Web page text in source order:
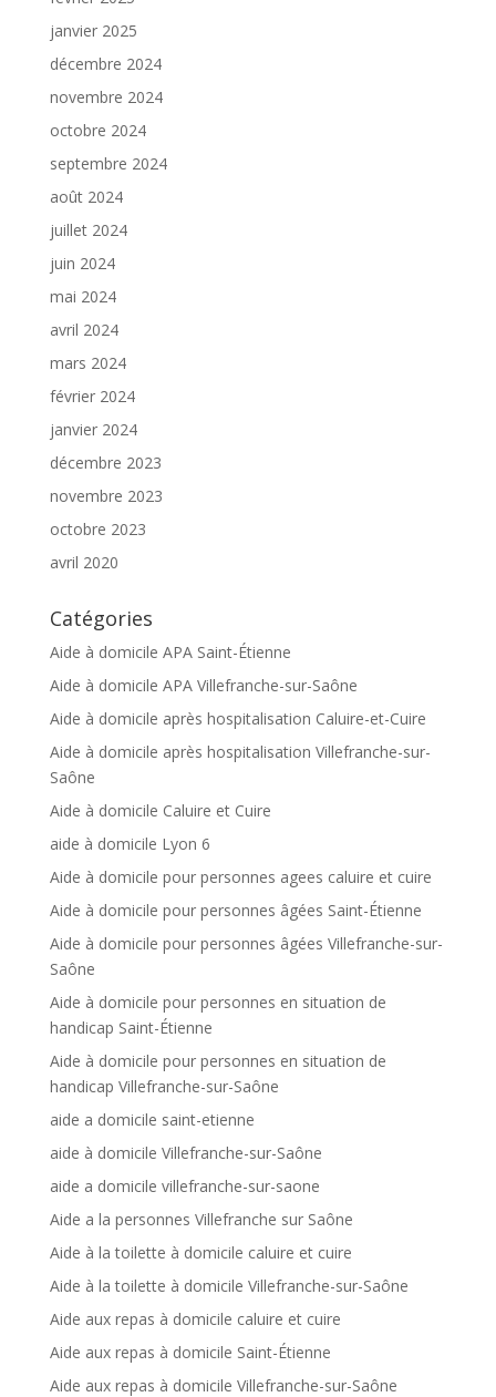
janvier 2025
décembre 2024
novembre 2024
octobre 2024
septembre 2024
août 2024
juillet 2024
juin 2024
mai 2024
avril 2024
mars 2024
février 2024
janvier 2024
décembre 2023
novembre 2023
octobre 2023
avril 2020
Catégories
Aide à domicile APA Saint-Étienne
Aide à domicile APA Villefranche-sur-Saône
Aide à domicile après hospitalisation Caluire-et-Cuire
Aide à domicile après hospitalisation Villefranche-sur-
Saône
Aide à domicile Caluire et Cuire
aide à domicile Lyon 6
Aide à domicile pour personnes agees caluire et cuire
Aide à domicile pour personnes âgées Saint-Étienne
Aide à domicile pour personnes âgées Villefranche-sur-
Saône
Aide à domicile pour personnes en situation de
handicap Saint-Étienne
Aide à domicile pour personnes en situation de
handicap Villefranche-sur-Saône
aide a domicile saint-etienne
aide à domicile Villefranche-sur-Saône
aide a domicile villefranche-sur-saone
Aide a la personnes Villefranche sur Saône
Aide à la toilette à domicile caluire et cuire
Aide à la toilette à domicile Villefranche-sur-Saône
Aide aux repas à domicile caluire et cuire
Aide aux repas à domicile Saint-Étienne
Aide aux repas à domicile Villefranche-sur-Saône